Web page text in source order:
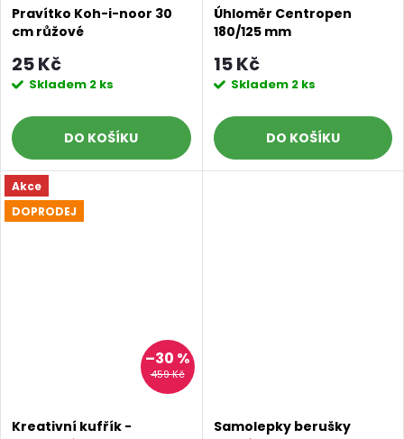
Pravítko Koh-i-noor 30
cm růžové
25 Kč
Skladem 2 ks
DO KOŠÍKU
Úhloměr Centropen
180/125 mm
15 Kč
Skladem 2 ks
DO KOŠÍKU
Akce
DOPRODEJ
459 Kč
–30 %
Kreativní kufřík -
Samolepky berušky